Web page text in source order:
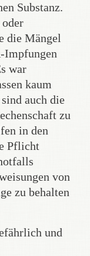
Substanz.
die Mängel
Impfungen
war
kaum
auch die
zu
in den
Pflicht
von
zu behalten
und